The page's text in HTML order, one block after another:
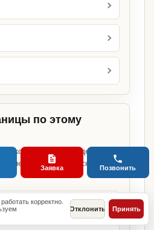
по этому
в конкретном городе,
городскую
Москвекорректно.
Отклонить Принять
Заявка Позвонить